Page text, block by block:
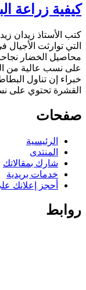
كيفية زراعة
كتب الأستاذ زيدان
التي توارثت
محاصيل الخضار
على نسب عالية من
خبراء إن تناول
القشرة تحتوي على
صفحات
الرئيسية
المنتدى
شارك بمقالاتك
خدمات بريدية
أحجز إعلانك
روابط